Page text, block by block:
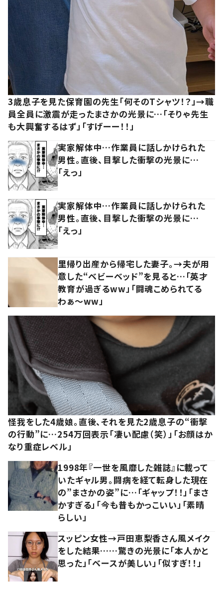
3歳息子を見た保育園の先生「何そのTシャツ！？」→職
員全員に激震が走ったまさかの光景に…「そりゃ先生
も大興奮するはず」「すげーー！！」
実家解体中…作業員に話しかけられた
男性。直後、目撃した衝撃の光景に…
「えっ」
実家解体中…作業員に話しかけられた
男性。直後、目撃した衝撃の光景に…
「えっ」
里帰り出産から帰宅した妻子。→夫が用
意した“ベビーベッド”を見ると…「英才
教育が過ぎるww」「闘魂こめられてる
わぁ～ww」
怪我をした4歳娘。直後、それを見た2歳息子の“衝撃
の行動”に…254万回表示「凄い配慮（笑）」「お顔はか
なり重症レベル」
1998年『一世を風靡した雑誌』に載って
いたギャル男。闘病を経て転身した現在
の”まさかの姿”に…「ギャップ！！」「まさ
かすぎる」「今も昔もかっこいい」「素晴
らしい」
スッピン女性→戸田恵梨香さん風メイク
をした結果……驚きの光景に「本人かと
思った」「ベースが美しい」「似すぎ！！」